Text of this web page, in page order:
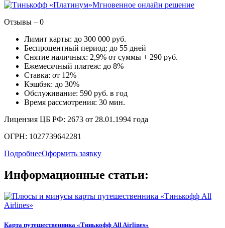
Мгновенное онлайн решение
Отзывы – 0
Лимит карты: до 300 000 руб.
Беспроцентный период: до 55 дней
Снятие наличных: 2,9% от суммы + 290 руб.
Ежемесячный платеж: до 8%
Ставка: от 12%
Кэшбэк: до 30%
Обслуживание: 590 руб. в год
Время рассмотрения: 30 мин.
Лицензия ЦБ РФ: 2673 от 28.01.1994 года
ОГРН: 1027739642281
ПодробнееОформить заявку
Информационные статьи:
Карта путешественника «Тинькофф All Airlines»